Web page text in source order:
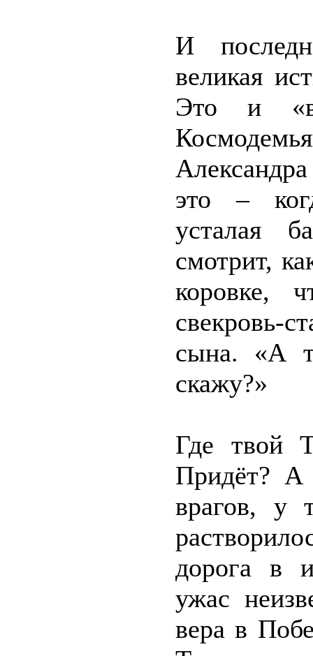
И
великая
Это и
это –
усталая
смотрит,
коровке,
свекровь-
сына. «А
скажу?»
Где твой
Придёт? А
врагов, у
дорога в
ужас
вера в